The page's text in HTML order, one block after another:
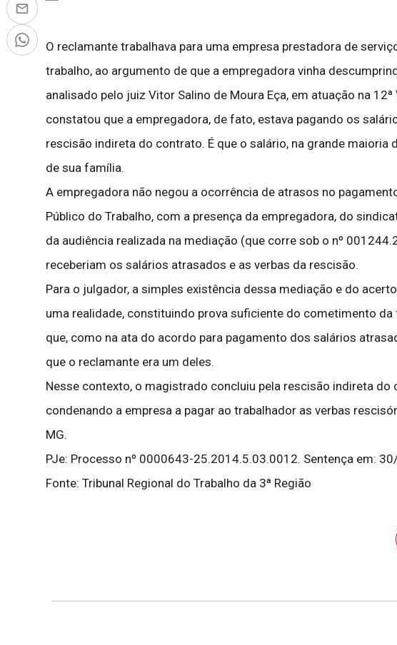
O reclamante trabalhava para uma empresa prestadora de
trabalho, ao argumento de que a empregadora vinha
analisado pelo juiz Vitor Salino de Moura Eça, em atuação na
constatou que a empregadora, de fato, estava pagando os
rescisão indireta do contrato. É que o salário, na grande maioria
de sua família.
A empregadora não negou a ocorrência de atrasos no
Público do Trabalho, com a presença da empregadora, do
da audiência realizada na mediação (que corre sob o nº
receberiam os salários atrasados e as verbas da rescisão.
Para o julgador, a simples existência dessa mediação e do
uma realidade, constituindo prova suficiente do cometimento
que, como na ata do acordo para pagamento dos salários
que o reclamante era um deles.
Nesse contexto, o magistrado concluiu pela rescisão indireta
condenando a empresa a pagar ao trabalhador as verbas
MG.
PJe: Processo nº 0000643-25.2014.5.03.0012. Sentença em:
Fonte: Tribunal Regional do Trabalho da 3ª Região